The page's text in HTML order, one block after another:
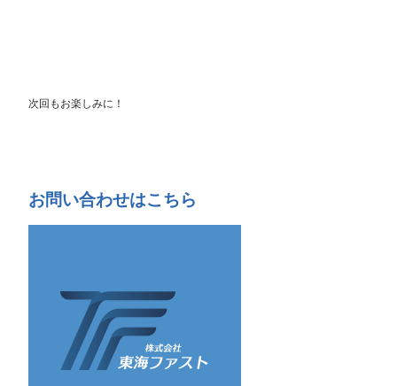
次回もお楽しみに！
お問い合わせはこちら